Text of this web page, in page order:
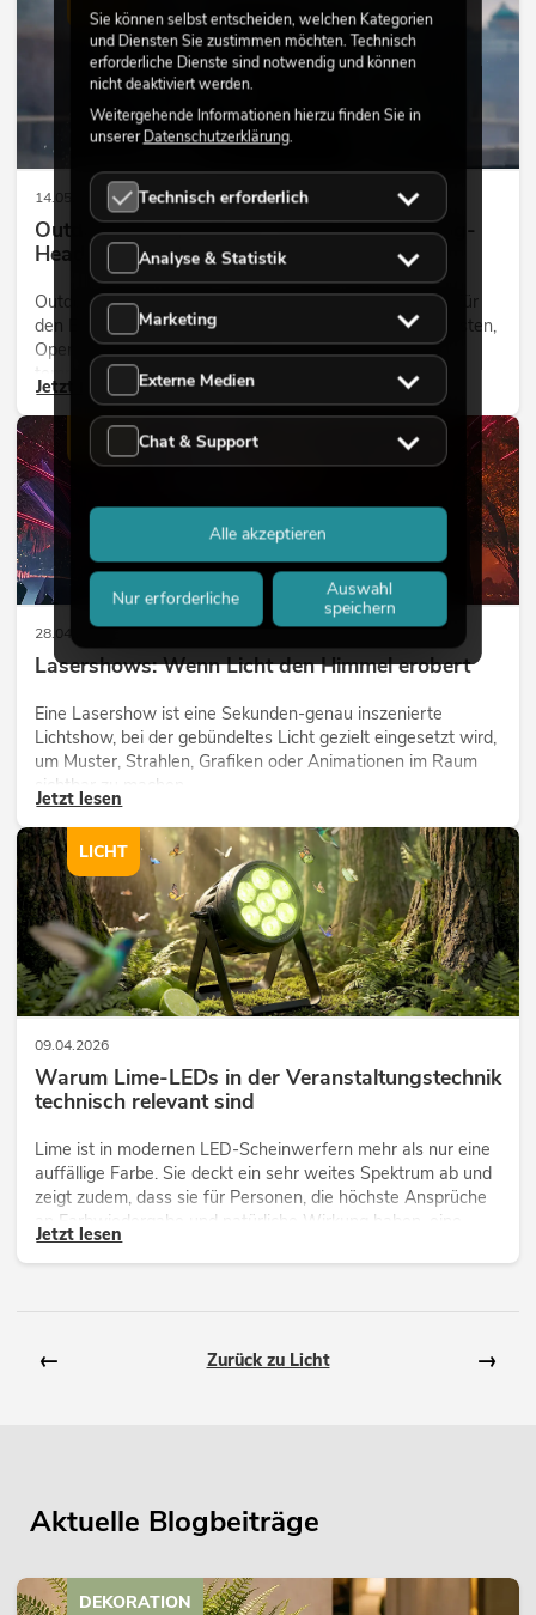
14.05.2026
Outdoor Moving-Heads: Wetterfeste Moving-
Heads bei Events
Outdoor Moving-Heads sind bewegliche Scheinwerfer für
den Einsatz im Freien. Sie werden bei Festivals, Stadtfesten,
Open-Air-Konzerten, Architekturinszenierungen und
temporären Außeninstallationen eingesetzt.
Jetzt lesen
28.04.2026
Lasershows: Wenn Licht den Himmel erobert
Eine Lasershow ist eine Sekunden-genau inszenierte
Lichtshow, bei der gebündeltes Licht gezielt eingesetzt wird,
um Muster, Strahlen, Grafiken oder Animationen im Raum
sichtbar zu machen.
Jetzt lesen
09.04.2026
Warum Lime-LEDs in der Veranstaltungstechnik
technisch relevant sind
Lime ist in modernen LED-Scheinwerfern mehr als nur eine
auffällige Farbe. Sie deckt ein sehr weites Spektrum ab und
zeigt zudem, dass sie für Personen, die höchste Ansprüche
an Farbwiedergabe und natürliche Wirkung haben, eine
technisch wichtige Ergänzung ist.
Jetzt lesen
LICHT
← Zurück zu Licht →
Aktuelle Blogbeiträge
DEKORATION
Sie können selbst entscheiden, welchen Kategorien
und Diensten Sie zustimmen möchten. Technisch
erforderliche Dienste sind notwendig und können
nicht deaktiviert werden.
Weitergehende Informationen hierzu finden Sie in
unsererDatenschutzerklärung.
Technisch erforderlich
Analyse & Statistik
Marketing
Externe Medien
Chat & Support
Nur erforderliche
Auswahl
speichern
Alle akzeptieren